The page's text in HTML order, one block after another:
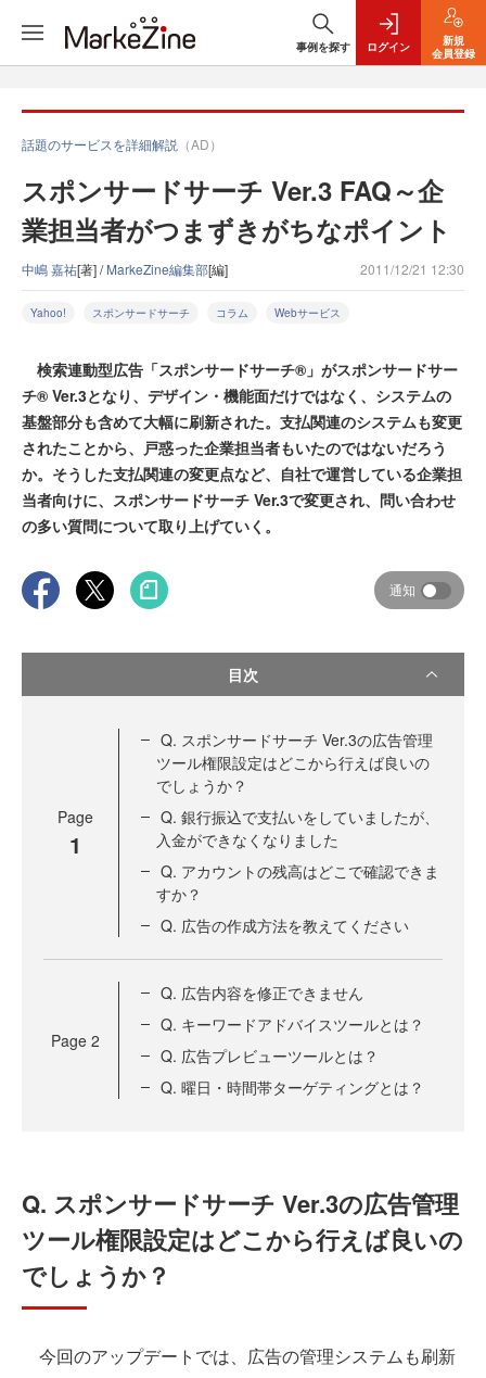
事例を探す ログイン
新規
会員登録
話題のサービスを詳細解説 （AD）
スポンサードサーチ Ver.3 FAQ～企
業担当者がつまずきがちなポイント
中嶋 嘉祐[著] /MarkeZine編集部[編] 2011/12/21 12:30
Yahoo! スポンサードサーチ コラム Webサービス
検索連動型広告「スポンサードサーチ®」がスポンサードサー
チ® Ver.3となり、デザイン・機能面だけではなく、システムの
基盤部分も含めて大幅に刷新された。支払関連のシステムも変更
されたことから、戸惑った企業担当者もいたのではないだろう
か。そうした支払関連の変更点など、自社で運営している企業担
当者向けに、スポンサードサーチ Ver.3で変更され、問い合わせ
の多い質問について取り上げていく。
通知
目次
Page
1
Q. スポンサードサーチ Ver.3の広告管理
ツール権限設定はどこから行えば良いの
でしょうか？
Q. 銀行振込で支払いをしていましたが、
入金ができなくなりました
Q. アカウントの残高はどこで確認できま
すか？
Q. 広告の作成方法を教えてください
Page 2
Q. 広告内容を修正できません
Q. キーワードアドバイスツールとは？
Q. 広告プレビューツールとは？
Q. 曜日・時間帯ターゲティングとは？
Q. スポンサードサーチ Ver.3の広告管理
ツール権限設定はどこから行えば良いの
でしょうか？
今回のアップデートでは、広告の管理システムも刷新